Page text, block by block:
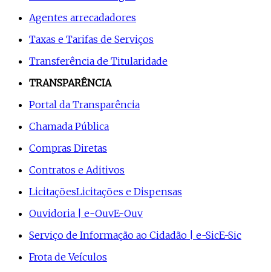
Agentes arrecadadores
Taxas e Tarifas de Serviços
Transferência de Titularidade
TRANSPARÊNCIA
Portal da Transparência
Chamada Pública
Compras Diretas
Contratos e Aditivos
LicitaçõesLicitações e Dispensas
Ouvidoria | e-OuvE-Ouv
Serviço de Informação ao Cidadão | e-SicE-Sic
Frota de Veículos